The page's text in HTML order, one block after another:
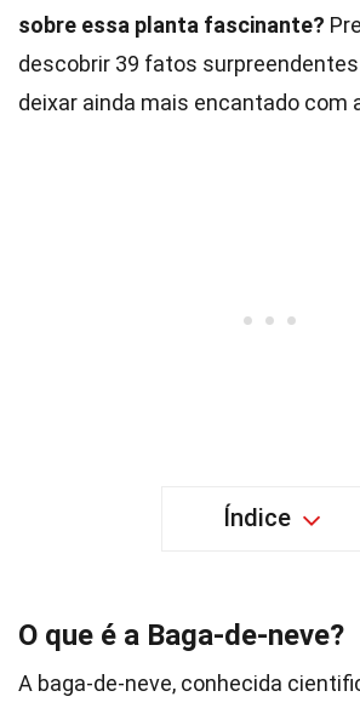
sobre essa planta fascinante?
descobrir 39 fatos
deixar ainda mais encantado com
Índice
O que é a Baga-de-neve?
A baga-de-neve, conhecida